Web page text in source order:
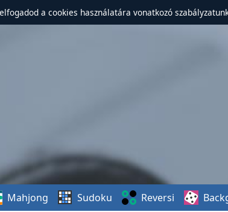
a cookies használatára vonatkozó
Mahjong Sudoku Reversi